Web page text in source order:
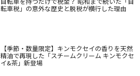
転車税」の意外な歴史と脱税が横行した理由
【季節・数量限定】キンモクセイの香りを天然
精油で再現した「スチームクリーム キンモクセ
イ&茶」新登場